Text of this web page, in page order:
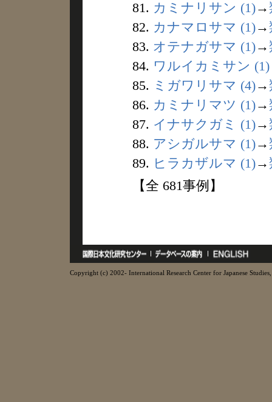
81. カミナリサン (1)→
82. カナマロサマ (1)→
83. オテナガサマ (1)→
84. ワルイカミサン (1)
85. ミガワリサマ (4)→
86. カミナリマツ (1)→
87. イナサクガミ (1)→
88. アシガルサマ (1)→
89. ヒラカザルマ (1)→
【全 681事例】
Copyright (c) 2002- International Research Center for Japanese